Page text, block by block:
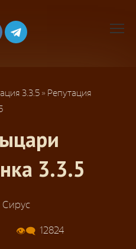
3.3.5 » Репутация
3.3.5
Сирус
12824